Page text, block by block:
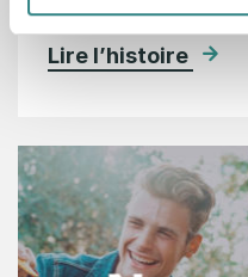
Lire l’histoire